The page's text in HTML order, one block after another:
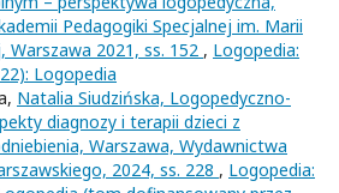
Pedagogiki Specjalnej im. Marii
Warszawa 2021, ss. 152 , Logopedia:
Logopedia
Natalia Siudzińska, Logopedyczno-
diagnozy i terapii dzieci z
Warszawa, Wydawnictwa
2024, ss. 228 , Logopedia: